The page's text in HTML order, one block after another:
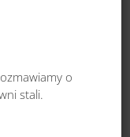
o
stali.